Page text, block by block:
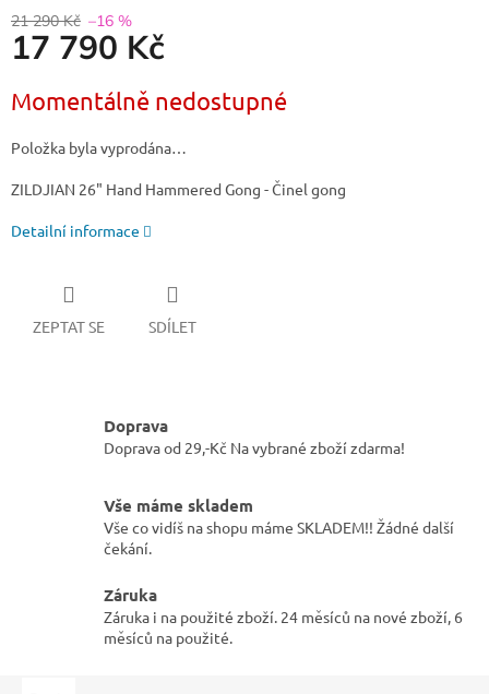
21 290 Kč –16 %
17 790 Kč
cena:
Momentálně nedostupné
Položka byla vyprodána…
ZILDJIAN 26" Hand Hammered Gong - Činel gong
Detailní informace
ZEPTAT SE SDÍLET
Doprava
Doprava od 29,-Kč Na vybrané zboží zdarma!
Vše máme skladem
Vše co vidíš na shopu máme SKLADEM!! Žádné další
čekání.
Záruka
Záruka i na použité zboží. 24 měsíců na nové zboží, 6
měsíců na použité.